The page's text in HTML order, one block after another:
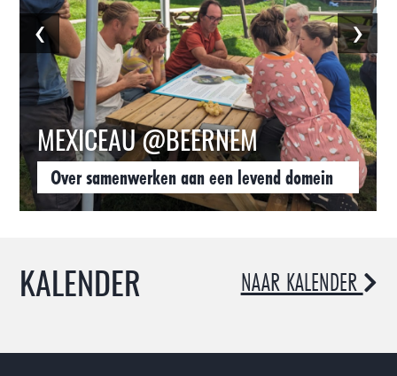
MEXICEAU @BEERNEM
Over samenwerken aan een levend domein
‹ ›
KALENDER NAAR KALENDER